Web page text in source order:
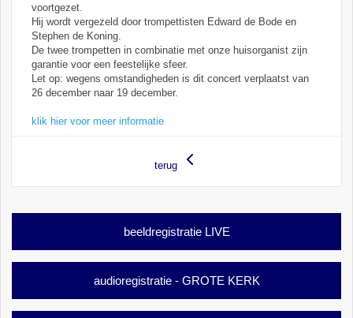
voortgezet.
Hij wordt vergezeld door trompettisten Edward de Bode en
Stephen de Koning.
De twee trompetten in combinatie met onze huisorganist zijn
garantie voor een feestelijke sfeer.
Let op: wegens omstandigheden is dit concert verplaatst van
26 december naar 19 december.
klik hier voor meer informatie
terug
beeldregistratie LIVE
audioregistratie - GROTE KERK